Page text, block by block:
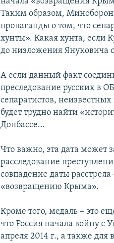
Таким образом,
пропаганды о том, что
хунты». Какая хунта, если
до низложения Януковича
А если данный факт
преследование русских в
сепаратистов,
будет трудно найти
Донбассе…
Что важно, эта дата может
расследование
совпадение даты
«возвращению Крыма».
Кроме того, медаль – это
что Россия начала войну
апреля 2014 г., а также